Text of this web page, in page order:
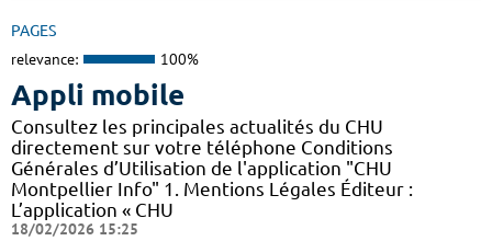
PAGES
relevance: 100%
Appli mobile
Consultez les principales actualités du CHU
directement sur votre téléphone Conditions
Générales d’Utilisation de l'application "CHU
Montpellier Info" 1. Mentions Légales Éditeur :
L’application « CHU
18/02/2026 15:25